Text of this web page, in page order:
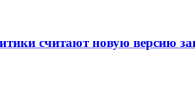
считают новую версию